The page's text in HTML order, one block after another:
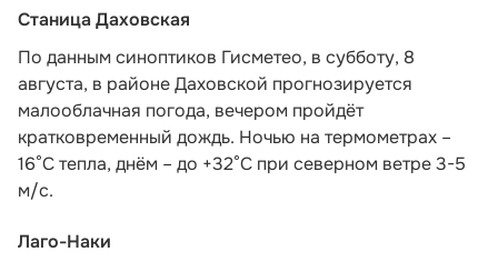
Станица Даховская
По данным синоптиков Гисметео, в субботу, 8
августа, в районе Даховской прогнозируется
малооблачная погода, вечером пройдёт
кратковременный дождь. Ночью на термометрах –
16°C тепла, днём – до +32°C при северном ветре 3-5
м/с.
Лаго-Наки